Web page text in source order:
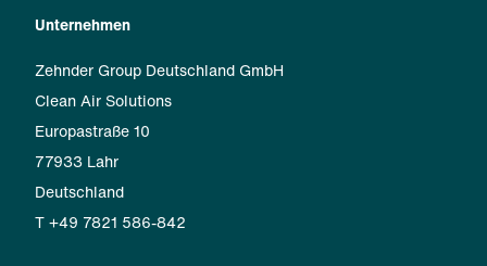
Unternehmen
Zehnder Group Deutschland GmbH
Clean Air Solutions
Europastraße 10
77933 Lahr
Deutschland
T +49 7821 586-842